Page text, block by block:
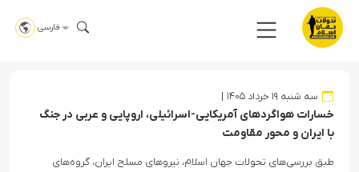
فارسی
سه شنبه ۱۹ خرداد ۱۴۰۵
خسارات هواگردهای آمریکایی-اسرائیلی، اروپایی و عربی در جنگ
با ایران و محور مقاومت
طبق بررسی‌های تحولات جهان اسلام، نیروهای مسلح ایران، گروه‌های